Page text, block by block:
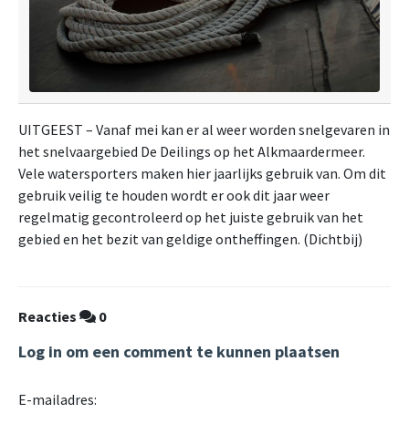
UITGEEST – Vanaf mei kan er al weer worden snelgevaren in
het snelvaargebied De Deilings op het Alkmaardermeer.
Vele watersporters maken hier jaarlijks gebruik van. Om dit
gebruik veilig te houden wordt er ook dit jaar weer
regelmatig gecontroleerd op het juiste gebruik van het
gebied en het bezit van geldige ontheffingen. (Dichtbij)
Reacties 0
Log in om een comment te kunnen plaatsen
E-mailadres: